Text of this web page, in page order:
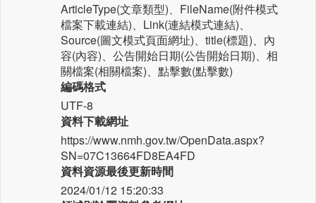
ArticleType(文章類型)、FileName(附件模式
檔案下載連結)、Link(連結模式連結)、
Source(圖文模式頁面網址)、title(標題)、內
容(內容)、公告開始日期(公告開始日期)、相
關檔案(相關檔案)、點擊數(點擊數)
編碼格式
UTF-8
資料下載網址
https://www.nmh.gov.tw/OpenData.aspx?
SN=07C13664FD8EA4FD
資料資源最後更新時間
2024/01/12 15:20:33